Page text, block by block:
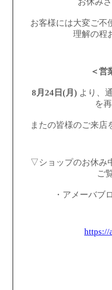
お客様には大変ご不
理解の程
＜営
8月24日(月) より、
を
またの皆様のご来店
▽ショップのお休み
ご
・アメーバブ
https://